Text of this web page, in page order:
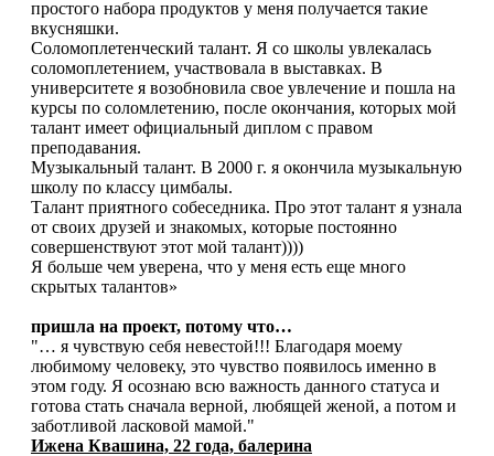
простого набора продуктов у меня получается такие
вкусняшки.
Соломоплетенческий талант. Я со школы увлекалась
соломоплетением, участвовала в выставках. В
университете я возобновила свое увлечение и пошла на
курсы по соломлетению, после окончания, которых мой
талант имеет официальный диплом с правом
преподавания.
Музыкальный талант. В 2000 г. я окончила музыкальную
школу по классу цимбалы.
Талант приятного собеседника. Про этот талант я узнала
от своих друзей и знакомых, которые постоянно
совершенствуют этот мой талант))))
Я больше чем уверена, что у меня есть еще много
скрытых талантов»
пришла на проект, потому что…
"… я чувствую себя невестой!!! Благодаря моему
любимому человеку, это чувство появилось именно в
этом году. Я осознаю всю важность данного статуса и
готова стать сначала верной, любящей женой, а потом и
заботливой ласковой мамой."
Ижена Квашина, 22 года, балерина